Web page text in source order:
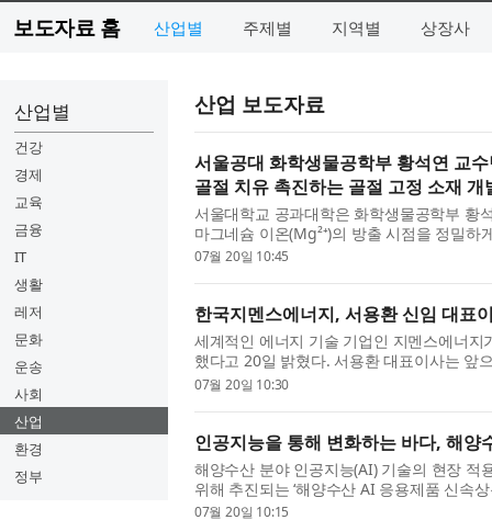
보도자료 홈 산업별 주제별 지역별 상장사
산업별
건강
경제
교육
금융
IT
생활
레저
문화
운송
사회
산업
환경
정부
산업 보도자료
서울공대 화학생물공학부 황석연 교
골절 치유 촉진하는 골절 고정 소재 개
서울대학교 공과대학은 화학생물공학부 황
마그네슘 이온(Mg²⁺)의 방출 시점을 정밀
촉진하는 새로운 생체세라믹 골절 ...
07월 20일 10:45
한국지멘스에너지, 서용환 신임 대표
세계적인 에너지 기술 기업인 지멘스에너
했다고 20일 밝혔다. 서용환 대표이사는 앞
성장 전략을 주도할 예정이다. 이와...
07월 20일 10:30
인공지능을 통해 변화하는 바다, 해
해양수산 분야 인공지능(AI) 기술의 현장 적
위해 추진되는 ‘해양수산 AI 응용제품 신속
양수산부(장관 황종우)가 주관...
07월 20일 10:15